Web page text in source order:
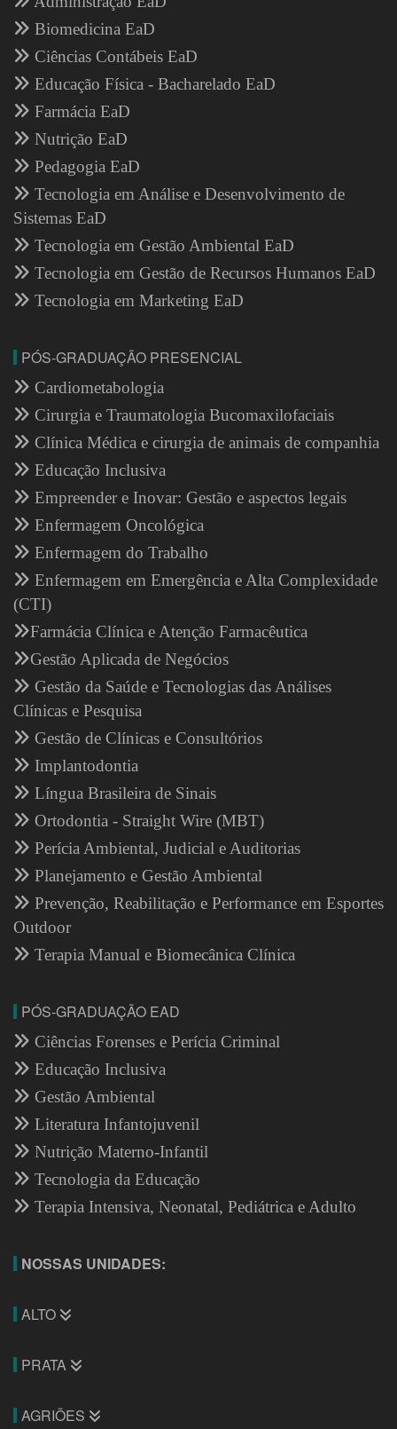
Biomedicina EaD
Ciências Contábeis EaD
Educação Física - Bacharelado EaD
Farmácia EaD
Nutrição EaD
Pedagogia EaD
Tecnologia em Análise e Desenvolvimento de
Sistemas EaD
Tecnologia em Gestão Ambiental EaD
Tecnologia em Gestão de Recursos Humanos EaD
Tecnologia em Marketing EaD
PÓS-GRADUAÇÃO PRESENCIAL
Cardiometabologia
Cirurgia e Traumatologia Bucomaxilofaciais
Clínica Médica e cirurgia de animais de companhia
Educação Inclusiva
Empreender e Inovar: Gestão e aspectos legais
Enfermagem Oncológica
Enfermagem do Trabalho
Enfermagem em Emergência e Alta Complexidade
(CTI)
Farmácia Clínica e Atenção Farmacêutica
Gestão Aplicada de Negócios
Gestão da Saúde e Tecnologias das Análises
Clínicas e Pesquisa
Gestão de Clínicas e Consultórios
Implantodontia
Língua Brasileira de Sinais
Ortodontia - Straight Wire (MBT)
Perícia Ambiental, Judicial e Auditorias
Planejamento e Gestão Ambiental
Prevenção, Reabilitação e Performance em Esportes
Outdoor
Terapia Manual e Biomecânica Clínica
PÓS-GRADUAÇÃO EAD
Ciências Forenses e Perícia Criminal
Educação Inclusiva
Gestão Ambiental
Literatura Infantojuvenil
Nutrição Materno-Infantil
Tecnologia da Educação
Terapia Intensiva, Neonatal, Pediátrica e Adulto
NOSSAS UNIDADES:
ALTO
PRATA
AGRIÕES